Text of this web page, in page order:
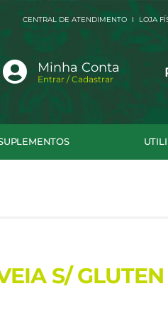
CENTRAL DE ATENDIMENTO LOJA
Minha Conta
Entrar / Cadastrar
S/ GLUTEN